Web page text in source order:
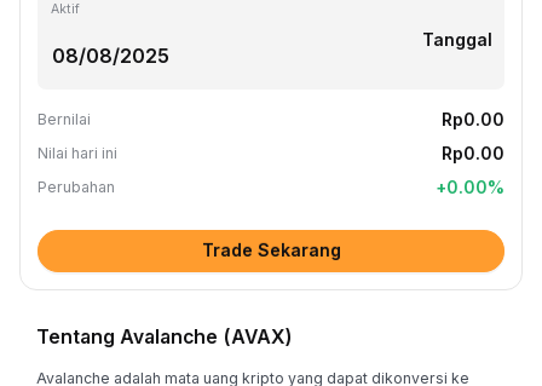
Aktif
Tanggal
Bernilai Rp0.00
Nilai hari ini Rp0.00
Perubahan +0.00%
Trade Sekarang
Tentang Avalanche (AVAX)
Avalanche adalah mata uang kripto yang dapat dikonversi ke